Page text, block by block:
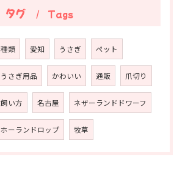
タグ Tags
種類 愛知 うさぎ ペット
うさぎ用品 かわいい 通販 爪切り
飼い方 名古屋 ネザーランドドワーフ
ホーランドロップ 牧草